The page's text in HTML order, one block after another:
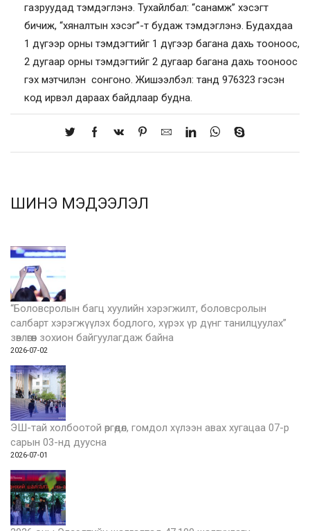
газруудад тэмдэглэнэ. Тухайлбал: “санамж” хэсэгт
бичиж, “хяналтын хэсэг”-т будаж тэмдэглэнэ. Будахдаа
1 дүгээр орны тэмдэгтийг 1 дүгээр багана дахь тооноос,
2 дугаар орны тэмдэгтийг 2 дугаар багана дахь тооноос
гэх мэтчилэн сонгоно. Жишээлбэл: танд 976323 гэсэн
код ирвэл дараах байдлаар будна.
ШИНЭ МЭДЭЭЛЭЛ
“Боловсролын багц хуулийн хэрэгжилт, боловсролын
салбарт хэрэгжүүлэх бодлого, хүрэх үр дүнг танилцуулах”
зөвлөгөөн зохион байгуулагдаж байна
2026-07-02
ЭШ-тай холбоотой өргөдөл, гомдол хүлээн авах хугацаа 07-р
сарын 03-нд дуусна
2026-07-01